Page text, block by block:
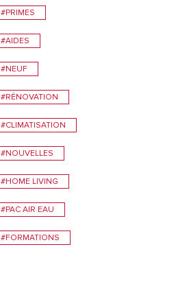
#PRIMES
#AIDES
#NEUF
#RÉNOVATION
#CLIMATISATION
#NOUVELLES
#HOME LIVING
#PAC AIR EAU
#FORMATIONS